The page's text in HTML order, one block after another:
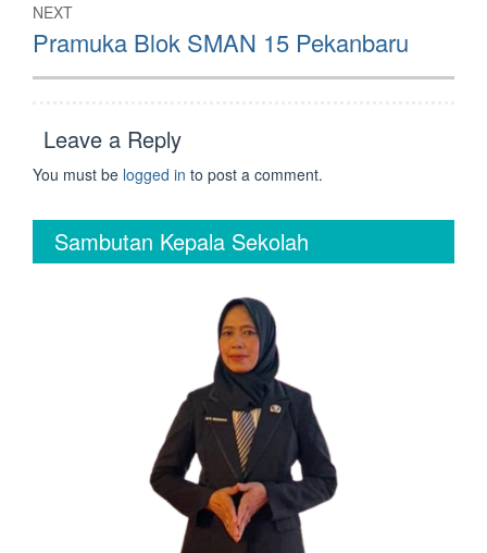
NEXT
Next
post:
Pramuka Blok SMAN 15 Pekanbaru
Leave a Reply
You must be logged in to post a comment.
Sambutan Kepala Sekolah